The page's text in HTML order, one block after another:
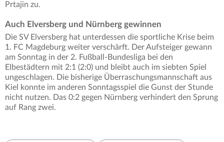
Prtajin zu.
Auch Elversberg und Nürnberg gewinnen
Die SV Elversberg hat unterdessen die sportliche Krise beim
1. FC Magdeburg weiter verschärft. Der Aufsteiger gewann
am Sonntag in der 2. Fußball-Bundesliga bei den
Elbestädtern mit 2:1 (2:0) und bleibt auch im siebten Spiel
ungeschlagen. Die bisherige Überraschungsmannschaft aus
Kiel konnte im anderen Sonntagsspiel die Gunst der Stunde
nicht nutzen. Das 0:2 gegen Nürnberg verhindert den Sprung
auf Rang zwei.